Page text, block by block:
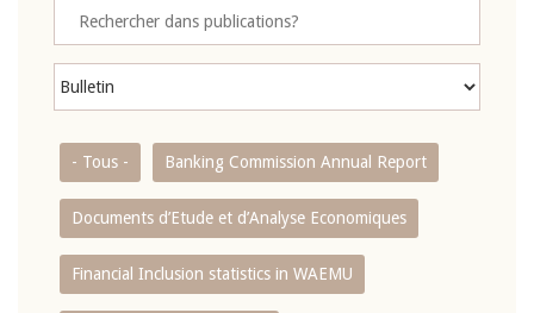
- Tous - Banking Commission Annual Report
Documents d’Etude et d’Analyse Economiques
Financial Inclusion statistics in WAEMU